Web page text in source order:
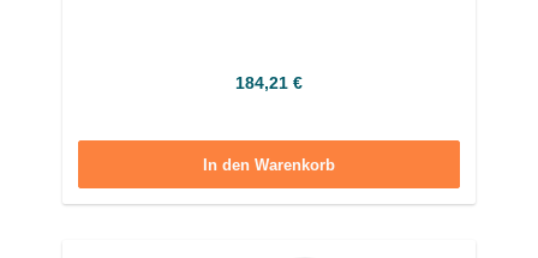
Regulärer Preis:
184,21 €
In den Warenkorb